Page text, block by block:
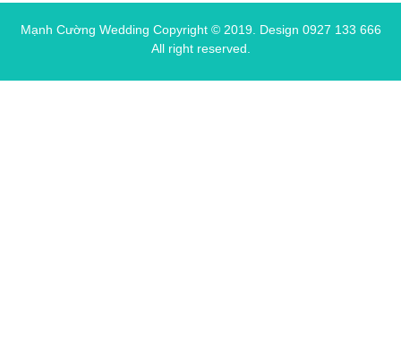
Mạnh Cường Wedding Copyright © 2019. Design 0927 133 666
All right reserved.